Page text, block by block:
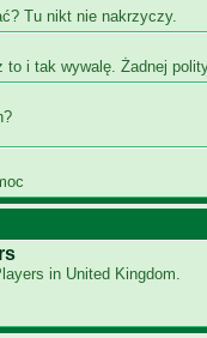
Tu nikt nie nakrzyczy.
i tak wywalę. Żadnej
in United Kingdom.